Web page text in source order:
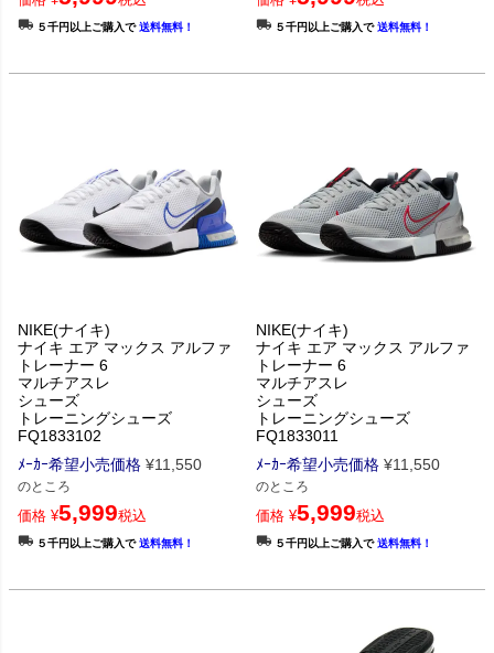
５千円以上ご購入で送料無料！ ５千円以上ご購入で送料無料！
NIKE(ナイキ)
ナイキ エア マックス アルファ
トレーナー 6
マルチアスレ
シューズ
トレーニングシューズ
FQ1833102
ﾒｰｶｰ希望小売価格 ¥11,550
のところ
価格 ¥5,999税込
５千円以上ご購入で送料無料！
NIKE(ナイキ)
ナイキ エア マックス アルファ
トレーナー 6
マルチアスレ
シューズ
トレーニングシューズ
FQ1833011
ﾒｰｶｰ希望小売価格 ¥11,550
のところ
価格 ¥5,999税込
５千円以上ご購入で送料無料！